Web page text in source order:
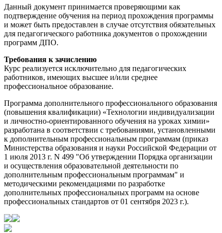
Данный документ принимается проверяющими как
подтверждение обучения на период прохождения программы
и может быть предоставлен в случае отсутствия обязательных
для педагогического работника документов о прохождении
программ ДПО.
Требования к зачислению
Курс реализуется исключительно для педагогических
работников, имеющих высшее и/или среднее
профессиональное образование.
Программа дополнительного профессионального образования
(повышения квалификации) «Технологии индивидуализации
и личностно-ориентированного обучения на уроках химии»
разработана в соответствии с требованиями, установленными
к дополнительным профессиональным программам (приказ
Министерства образования и науки Российской Федерации от
1 июля 2013 г. N 499 "Об утверждении Порядка организации
и осуществления образовательной деятельности по
дополнительным профессиональным программам" и
методическими рекомендациями по разработке
дополнительных профессиональных программ на основе
профессиональных стандартов от 01 сентября 2023 г.).